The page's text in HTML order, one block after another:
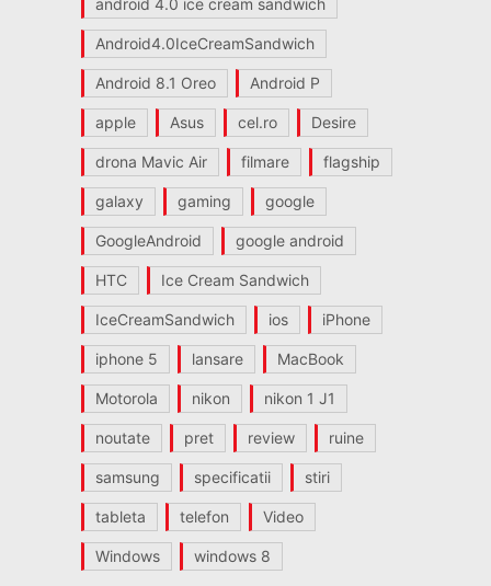
android 4.0 ice cream sandwich
Android4.0IceCreamSandwich
Android 8.1 Oreo Android P
apple Asus cel.ro Desire
drona Mavic Air filmare flagship
galaxy gaming google
GoogleAndroid google android
HTC Ice Cream Sandwich
IceCreamSandwich ios iPhone
iphone 5 lansare MacBook
Motorola nikon nikon 1 J1
noutate pret review ruine
samsung specificatii stiri
tableta telefon Video
Windows windows 8